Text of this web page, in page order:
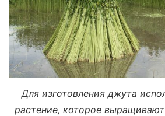
Для изготовления джута
растение, которое